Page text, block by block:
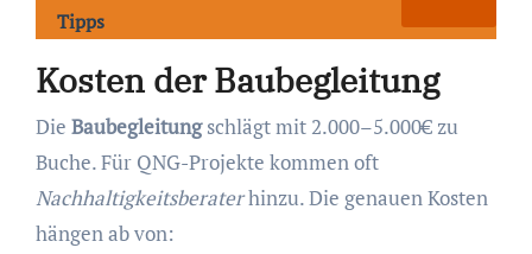
Tipps
Kosten der Baubegleitung
Die Baubegleitungschlägt mit 2.000–5.000€ zu
Buche. Für QNG-Projekte kommen oft
Nachhaltigkeitsberaterhinzu. Die genauen Kosten
hängen ab von: